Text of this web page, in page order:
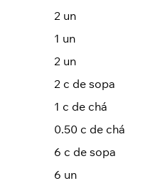
2 un
1 un
2 un
2 c de sopa
1 c de chá
0.50 c de chá
6 c de sopa
6 un